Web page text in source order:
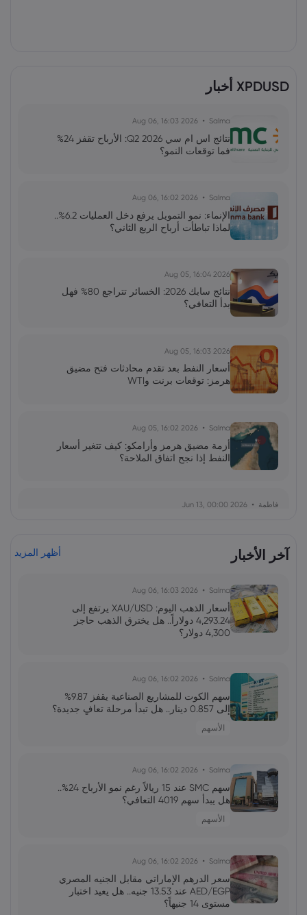
XPDUSD أخبار
Salma
2026 Aug 06, 16:03
نتائج اس ام سي Q2 2026: الأرباح تقفز 24%
فما توقعات النمو؟
Salma
2026 Aug 06, 16:02
الإنماء: نمو التمويل يرفع دخل العمليات 6.2%..
لماذا تباطأت أرباح الربع الثاني؟
2026 Aug 05, 16:04
نتائج سابك 2026: الخسائر تتراجع 80% فهل
بدأ التعافي؟
2026 Aug 05, 16:03
أسعار النفط بعد تقدم محادثات فتح مضيق
هرمز: توقعات برنت وWTI
Salma
2026 Aug 05, 16:02
أزمة مضيق هرمز وأرامكو: كيف تتغير أسعار
النفط إذا نجح اتفاق الملاحة؟
فاطمة 2026 Jun 13, 00:00
ارتداد قطاع رقائق التخزين: هل يمثل الذكاء
الاصطناعي استدامة الدورة؟
رئيس الاحتياطي الفيدرالي الجديد: نحو إعادة
تشكيل التواصل والتحكم في التوقعات
علي 2026 Jun 13, 00:00
تقلبات سوق الأسهم الأمريكية: تحولات
آخر الأخبار أظهر المزيد
Salma
2026 Aug 06, 16:03
أسعار الذهب اليوم: XAU/USD يرتفع إلى
4,293.24 دولاراً.. هل يخترق الذهب حاجز
4,300 دولار؟
Salma
2026 Aug 06, 16:02
سهم الكوت للمشاريع الصناعية يقفز 9.87%
إلى 0.857 دينار.. هل تبدأ مرحلة تعافٍ جديدة؟
الأسهم
Salma
2026 Aug 06, 16:02
سهم SMC عند 15 ريالاً رغم نمو الأرباح 24%..
هل يبدأ سهم 4019 التعافي؟
الأسهم
Salma
2026 Aug 06, 16:02
سعر الدرهم الإماراتي مقابل الجنيه المصري
AED/EGP عند 13.53 جنيه.. هل يعيد اختبار
مستوى 14 جنيهاً؟